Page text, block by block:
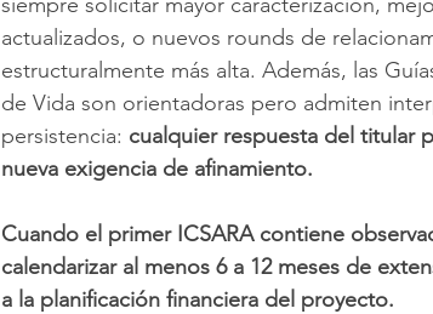
actualizados, o nuevos rounds de
estructuralmente más alta. Además, las
de Vida son orientadoras pero admiten
persistencia: cualquier respuesta del titular
nueva exigencia de afinamiento.
Cuando el primer ICSARA contiene
calendarizar al menos 6 a 12 meses de
a la planificación financiera del proyecto.